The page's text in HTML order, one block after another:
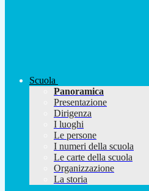
Scuola
Panoramica
Presentazione
Dirigenza
I luoghi
Le persone
I numeri della scuola
Le carte della scuola
Organizzazione
La storia